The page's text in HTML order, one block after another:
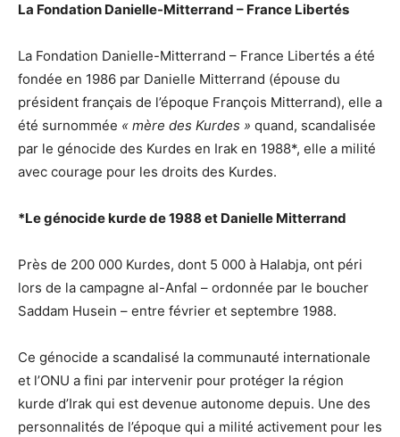
La Fondation Danielle-Mitterrand – France Libertés
La Fondation Danielle-Mitterrand – France Libertés a été
fondée en 1986 par Danielle Mitterrand (épouse du
président français de l’époque François Mitterrand), elle a
été surnommée « mère des Kurdes » quand, scandalisée
par le génocide des Kurdes en Irak en 1988*, elle a milité
avec courage pour les droits des Kurdes.
*Le génocide kurde de 1988 et Danielle Mitterrand
Près de 200 000 Kurdes, dont 5 000 à Halabja, ont péri
lors de la campagne al-Anfal – ordonnée par le boucher
Saddam Husein – entre février et septembre 1988.
Ce génocide a scandalisé la communauté internationale
et l’ONU a fini par intervenir pour protéger la région
kurde d’Irak qui est devenue autonome depuis. Une des
personnalités de l’époque qui a milité activement pour les